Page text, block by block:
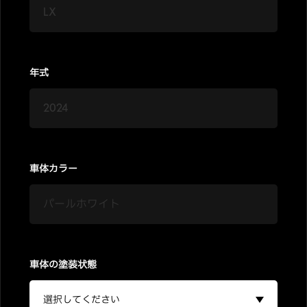
年式
車体カラー
車体の塗装状態